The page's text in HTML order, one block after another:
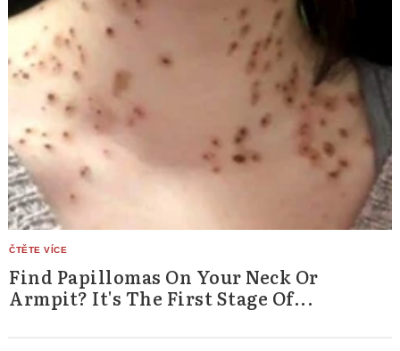
Find Papillomas On Your Neck Or
Armpit? It's The First Stage Of...